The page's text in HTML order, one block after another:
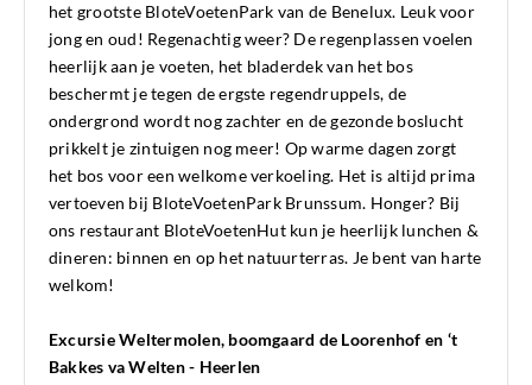
het grootste BloteVoetenPark van de Benelux. Leuk voor
jong en oud! Regenachtig weer? De regenplassen voelen
heerlijk aan je voeten, het bladerdek van het bos
beschermt je tegen de ergste regendruppels, de
ondergrond wordt nog zachter en de gezonde boslucht
prikkelt je zintuigen nog meer! Op warme dagen zorgt
het bos voor een welkome verkoeling. Het is altijd prima
vertoeven bij BloteVoetenPark Brunssum. Honger? Bij
ons restaurant BloteVoetenHut kun je heerlijk lunchen &
dineren: binnen en op het natuurterras. Je bent van harte
welkom!
Excursie Weltermolen, boomgaard de Loorenhof en ‘t
Bakkes va Welten - Heerlen